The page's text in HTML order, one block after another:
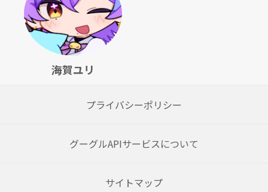
海賀ユリ
プライバシーポリシー
グーグルAPIサービスについて
サイトマップ